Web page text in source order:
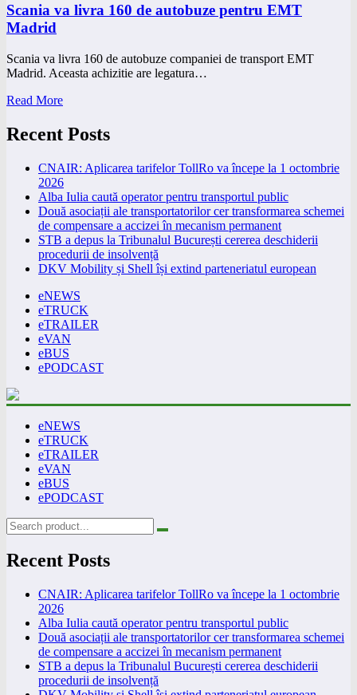
Scania va livra 160 de autobuze pentru EMT
Madrid
Scania va livra 160 de autobuze companiei de transport EMT
Madrid. Aceasta achizitie are legatura…
Read More
Recent Posts
CNAIR: Aplicarea tarifelor TollRo va începe la 1 octombrie
2026
Alba Iulia caută operator pentru transportul public
Două asociații ale transportatorilor cer transformarea schemei
de compensare a accizei în mecanism permanent
STB a depus la Tribunalul București cererea deschiderii
procedurii de insolvență
DKV Mobility și Shell își extind parteneriatul european
eNEWS
eTRUCK
eTRAILER
eVAN
eBUS
ePODCAST
eNEWS
eTRUCK
eTRAILER
eVAN
eBUS
ePODCAST
Recent Posts
CNAIR: Aplicarea tarifelor TollRo va începe la 1 octombrie
2026
Alba Iulia caută operator pentru transportul public
Două asociații ale transportatorilor cer transformarea schemei
de compensare a accizei în mecanism permanent
STB a depus la Tribunalul București cererea deschiderii
procedurii de insolvență